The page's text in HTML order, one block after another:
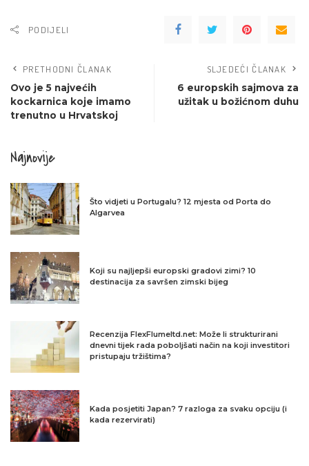
PODIJELI
PRETHODNI ČLANAK
Ovo je 5 najvećih
kockarnica koje imamo
trenutno u Hrvatskoj
SLJEDEĆI ČLANAK
6 europskih sajmova za
užitak u božićnom duhu
Najnovije
Što vidjeti u Portugalu? 12 mjesta od Porta do
Algarvea
Koji su najljepši europski gradovi zimi? 10
destinacija za savršen zimski bijeg
Recenzija FlexFlumeltd.net: Može li strukturirani
dnevni tijek rada poboljšati način na koji investitori
pristupaju tržištima?
Kada posjetiti Japan? 7 razloga za svaku opciju (i
kada rezervirati)